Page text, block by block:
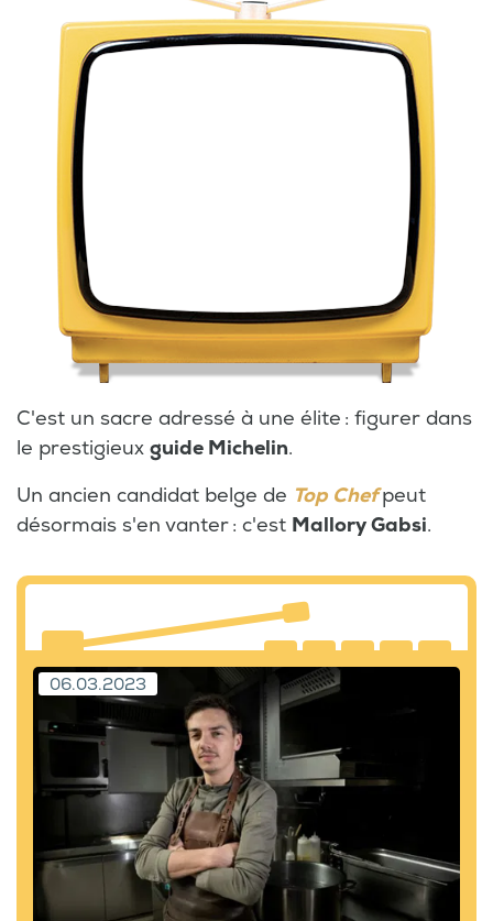
C'est un sacre adressé à une élite : figurer dans
le prestigieux guide Michelin.
Un ancien candidat belge de Top Chef peut
désormais s'en vanter : c'est Mallory Gabsi.
06.03.2023